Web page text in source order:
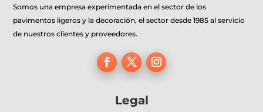
Somos una empresa experimentada en el sector de los
pavimentos ligeros y la decoración, el sector desde 1985 al servicio
de nuestros clientes y proveedores.
Legal